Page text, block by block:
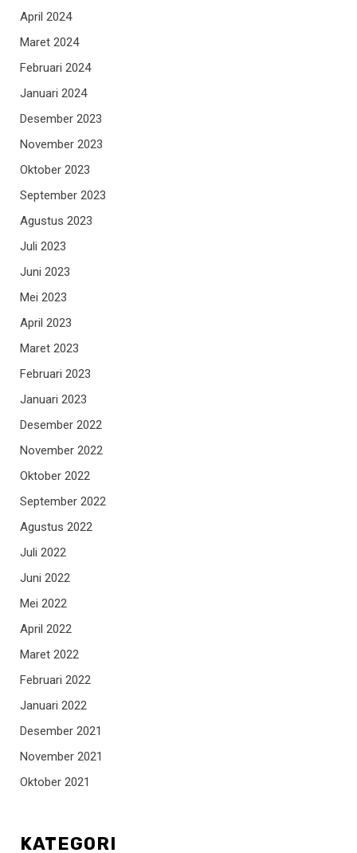
April 2024
Maret 2024
Februari 2024
Januari 2024
Desember 2023
November 2023
Oktober 2023
September 2023
Agustus 2023
Juli 2023
Juni 2023
Mei 2023
April 2023
Maret 2023
Februari 2023
Januari 2023
Desember 2022
November 2022
Oktober 2022
September 2022
Agustus 2022
Juli 2022
Juni 2022
Mei 2022
April 2022
Maret 2022
Februari 2022
Januari 2022
Desember 2021
November 2021
Oktober 2021
KATEGORI